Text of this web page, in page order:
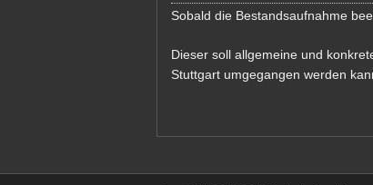
Sobald die Bestandsaufnahme
Dieser soll allgemeine und
Stuttgart umgegangen werden